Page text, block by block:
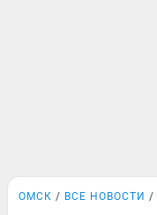
ОМСК ВСЕ НОВОСТИ